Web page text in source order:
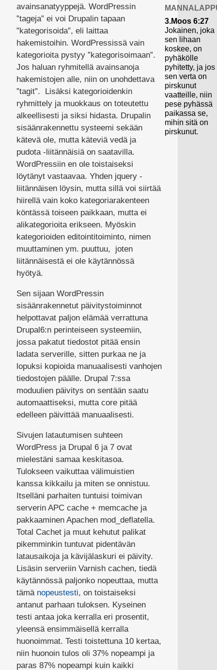
avainsanatyyppejä. WordPressin
”tageja” ei voi Drupalin tapaan
”kategorisoida”, eli laittaa
hakemistoihin. WordPressissä vain
kategorioita pystyy ”kategorisoimaan”.
Jos haluan ryhmitellä avainsanoja
hakemistojen alle, niin on unohdettava
”tagit”. Lisäksi kategorioidenkin
ryhmittely ja muokkaus on toteutettu
alkeellisesti ja siksi hidasta. Drupalin
sisäänrakennettu systeemi sekään
kätevä ole, mutta käteviä vedä ja
pudota -liitännäisiä on saatavilla.
WordPressiin en ole toistaiseksi
löytänyt vastaavaa. Yhden jquery -
liitännäisen löysin, mutta sillä voi siirtää
hiirellä vain koko kategoriarakenteen
köntässä toiseen paikkaan, mutta ei
alikategorioita erikseen. Myöskin
kategorioiden editointitoiminto, nimen
muuttaminen ym. puuttuu, joten
liitännäisestä ei ole käytännössä
hyötyä.
Sen sijaan WordPressin
sisäänrakennetut päivitystoiminnot
helpottavat paljon elämää verrattuna
Drupal6:n perinteiseen systeemiin,
jossa pakatut tiedostot pitää ensin
ladata serverille, sitten purkaa ne ja
lopuksi kopioida manuaalisesti vanhojen
tiedostojen päälle. Drupal 7:ssa
moduulien päivitys on sentään saatu
automaattiseksi, mutta core pitää
edelleen päivittää manuaalisesti.
Sivujen latautumisen suhteen
WordPress ja Drupal 6 ja 7 ovat
mielestäni samaa keskitasoa.
Tulokseen vaikuttaa välimuistien
kanssa kikkailu ja miten se onnistuu.
Itselläni parhaiten tuntuisi toimivan
serverin APC cache + memcache ja
pakkaaminen Apachen mod_deflatella.
Total Cachet ja muut kehutut palikat
pikemminkin tuntuvat pidentävän
latausaikoja ja kävijälaskuri ei päivity.
Lisäsin serveriin Varnish cachen, tiedä
käytännössä paljonko nopeuttaa, mutta
tämä nopeustesti, on toistaiseksi
antanut parhaan tuloksen. Kyseinen
testi antaa joka kerralla eri prosentit,
yleensä ensimmäisellä kerralla
huonoimmat. Testi toistettuna 10 kertaa,
niin huonoin tulos oli 37% nopeampi ja
paras 87% nopeampi kuin kaikki
3.Moos 6:27
Jokainen, joka
sen lihaan
koskee, on
pyhäkölle
pyhitetty, ja jos
sen verta on
pirskunut
vaatteille, niin
pese pyhässä
paikassa se,
mihin sitä on
pirskunut.